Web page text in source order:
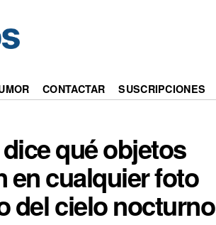
CONTACTAR SUSCRIPCIONES
qué objetos
en cualquier foto
del cielo nocturno